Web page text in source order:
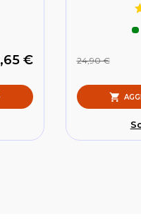
€ 24,90 €